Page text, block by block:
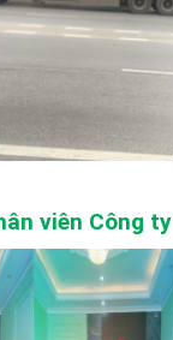
viên Công